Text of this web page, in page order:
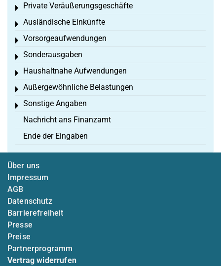
Private Veräußerungsgeschäfte
Toggle menu
Ausländische Einkünfte
Toggle menu
Vorsorgeaufwendungen
Toggle menu
Sonderausgaben
Toggle menu
Haushaltnahe Aufwendungen
Toggle menu
Außergewöhnliche Belastungen
Toggle menu
Sonstige Angaben
Toggle menu
Nachricht ans Finanzamt
Ende der Eingaben
Über uns
Impressum
AGB
Datenschutz
Barrierefreiheit
Presse
Preise
Partnerprogramm
Vertrag widerrufen